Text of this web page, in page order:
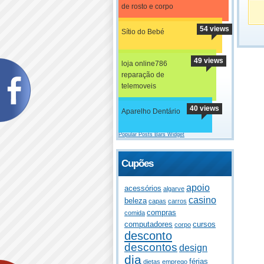
de rosto e corpo
Sítio do Bebé 54 views
loja online786
reparação de
telemoveis
49 views
Aparelho Dentário 40 views
Popular Posts Bars Widget
Cupões
acessórios algarve apoio
beleza capas carros casino
comida compras
computadores corpo cursos
desconto
descontos design
dia dietas emprego férias